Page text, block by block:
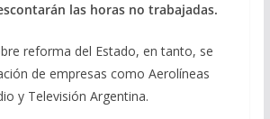
las horas no trabajadas.
reforma del Estado, en tanto, se
de empresas como Aerolíneas
y Televisión Argentina.